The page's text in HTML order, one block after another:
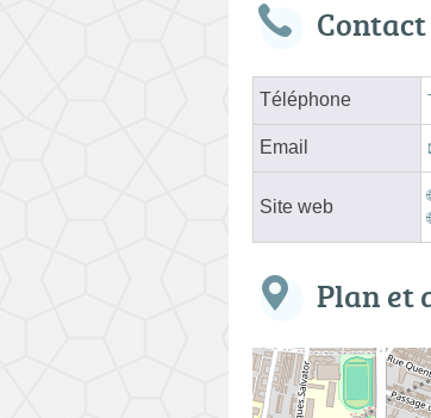
Contact
Téléphone
Email
Site web
Plan et